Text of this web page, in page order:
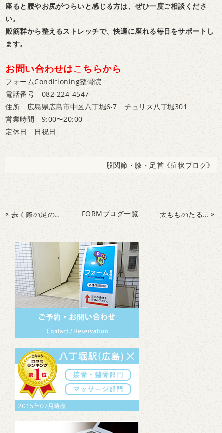
座ると腰やお尻がつらいと感じる方は、ぜひ一度ご相談くださ
い。
殿筋群から整えるストレッチで、快適に座れる毎日をサポートし
ます。
お問い合わせはこちらから
フォームConditioning整骨院
電話番号 082-224-4547
住所 広島県広島市中区八丁堀6-7 チュリス八丁堀301
営業時間 9:00〜20:00
定休日 日祝日
股関節・膝・足首《症状ブログ》
« 歩く際の足の痛み原因 FORMブログ一覧 太もものたるみが気になる方必見! »